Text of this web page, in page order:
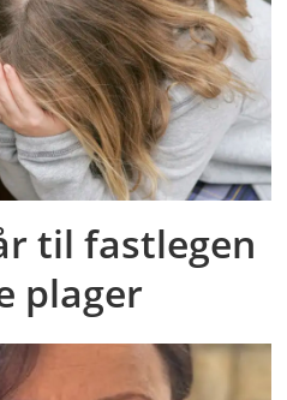
til fastlegen
plager